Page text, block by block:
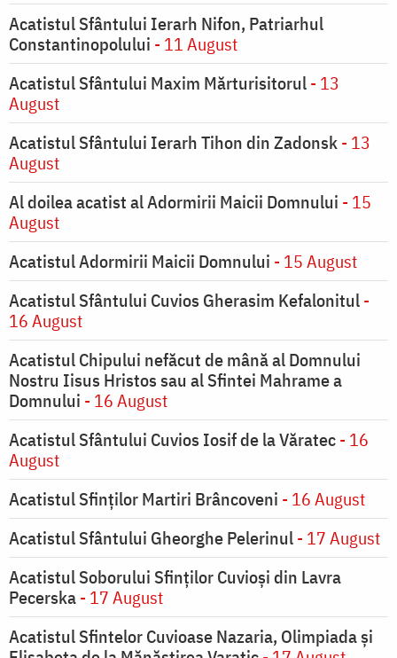
Acatistul Sfântului Ierarh Nifon, Patriarhul
Constantinopolului - 11 August
Acatistul Sfântului Maxim Mărturisitorul- 13
August
Acatistul Sfântului Ierarh Tihon din Zadonsk- 13
August
Al doilea acatist al Adormirii Maicii Domnului - 15
August
Acatistul Adormirii Maicii Domnului - 15 August
Acatistul Sfântului Cuvios Gherasim Kefalonitul-
16 August
Acatistul Chipului nefăcut de mână al Domnului
Nostru Iisus Hristos sau al Sfintei Mahrame a
Domnului - 16 August
Acatistul Sfântului Cuvios Iosif de la Văratec- 16
August
Acatistul Sfinților Martiri Brâncoveni - 16 August
Acatistul Sfântului Gheorghe Pelerinul- 17 August
Acatistul Soborului Sfinților Cuvioși din Lavra
Pecerska- 17 August
Acatistul Sfintelor Cuvioase Nazaria, Olimpiada și